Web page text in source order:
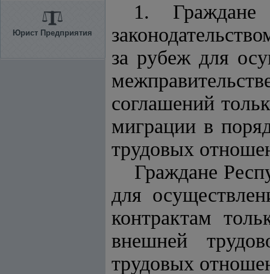
Юрист Предприятия
1. Граждане
за рубеж для
соглашений
миграции в
трудовых
Граждане
для
контрактам
внешней
трудовых